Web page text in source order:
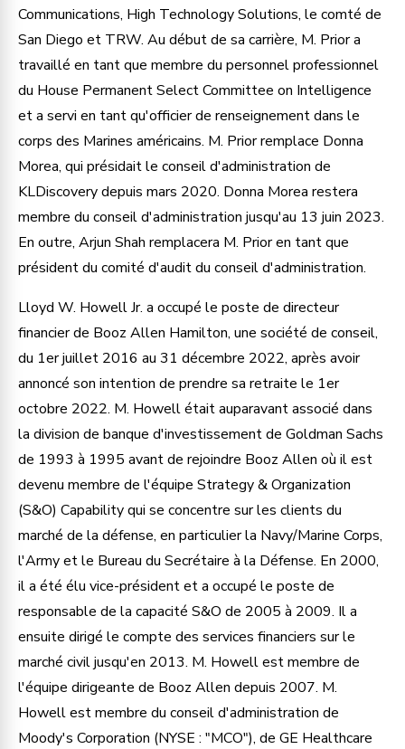
Communications, High Technology Solutions, le comté de
San Diego et TRW. Au début de sa carrière, M. Prior a
travaillé en tant que membre du personnel professionnel
du House Permanent Select Committee on Intelligence
et a servi en tant qu'officier de renseignement dans le
corps des Marines américains. M. Prior remplace Donna
Morea, qui présidait le conseil d'administration de
KLDiscovery depuis mars 2020. Donna Morea restera
membre du conseil d'administration jusqu'au 13 juin 2023.
En outre, Arjun Shah remplacera M. Prior en tant que
président du comité d'audit du conseil d'administration.
Lloyd W. Howell Jr. a occupé le poste de directeur
financier de Booz Allen Hamilton, une société de conseil,
du 1er juillet 2016 au 31 décembre 2022, après avoir
annoncé son intention de prendre sa retraite le 1er
octobre 2022. M. Howell était auparavant associé dans
la division de banque d'investissement de Goldman Sachs
de 1993 à 1995 avant de rejoindre Booz Allen où il est
devenu membre de l'équipe Strategy & Organization
(S&O) Capability qui se concentre sur les clients du
marché de la défense, en particulier la Navy/Marine Corps,
l'Army et le Bureau du Secrétaire à la Défense. En 2000,
il a été élu vice-président et a occupé le poste de
responsable de la capacité S&O de 2005 à 2009. Il a
ensuite dirigé le compte des services financiers sur le
marché civil jusqu'en 2013. M. Howell est membre de
l'équipe dirigeante de Booz Allen depuis 2007. M.
Howell est membre du conseil d'administration de
Moody's Corporation (NYSE : "MCO"), de GE Healthcare